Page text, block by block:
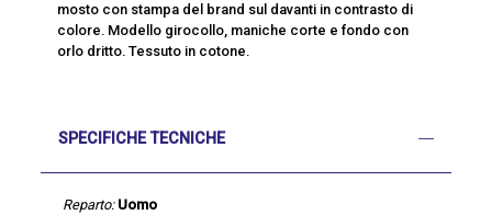
mosto con stampa del brand sul davanti in contrasto di
colore. Modello girocollo, maniche corte e fondo con
orlo dritto. Tessuto in cotone.
SPECIFICHE TECNICHE
Reparto: Uomo